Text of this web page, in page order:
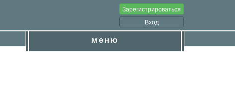
Зарегистрироваться
Вход
меню